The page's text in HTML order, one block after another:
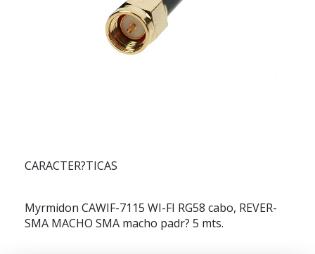
CARACTER?TICAS
Myrmidon CAWIF-7115 WI-FI RG58 cabo, REVER-
SMA MACHO SMA macho padr? 5 mts.